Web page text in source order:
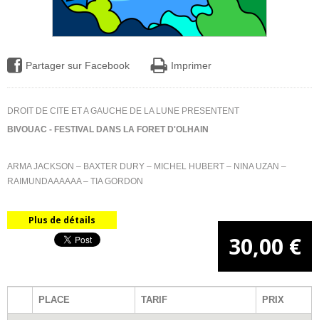
Partager sur Facebook Imprimer
DROIT DE CITE ET A GAUCHE DE LA LUNE PRESENTENT
BIVOUAC - FESTIVAL DANS LA FORET D'OLHAIN
ARMA JACKSON – BAXTER DURY – MICHEL HUBERT – NINA UZAN –
RAIMUNDAAAAAA – TIA GORDON
Plus de détails
30,00 €
PLACE TARIF PRIX